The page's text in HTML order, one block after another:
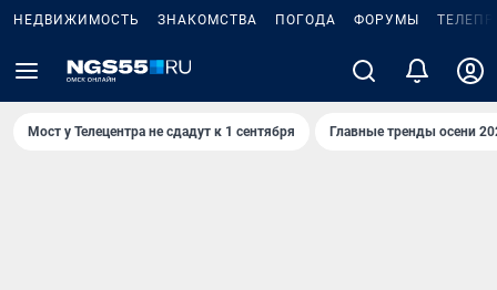
НЕДВИЖИМОСТЬ ЗНАКОМСТВА ПОГОДА ФОРУМЫ
Мост у Телецентра не сдадут к 1 сентября Главные тренды осени